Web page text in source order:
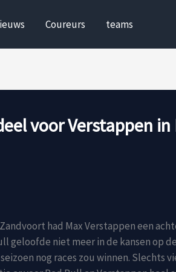
Coureurs teams
voor Verstappen in
had Max Verstappen een
geloofde niet meer in de kansen op
nog races zou winnen. Slechts